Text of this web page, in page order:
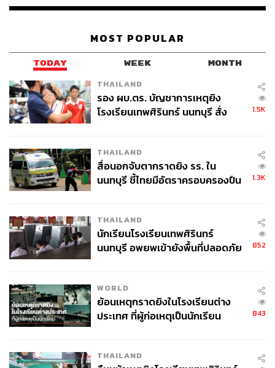
MOST POPULAR
TODAY WEEK MONTH
THAILAND
รอง ผบ.ตร. บัญชาการเหตุยิง
โรงเรียนเทพศิรินทร์ นนทบุรี สั่ง
1.5K
THAILAND
สื่อนอกจับตากราดยิง รร. ใน
นนทบุรี ชี้ไทยมีอัตราครอบครองปืน
1.3K
THAILAND
นักเรียนโรงเรียนเทพศิรินทร์
นนทบุรี อพยพเข้ายังพื้นที่ปลอดภัย
852
WORLD
ย้อนเหตุกราดยิงในโรงเรียนต่าง
ประเทศ ที่ผู้ก่อเหตุเป็นนักเรียน
843
THAILAND